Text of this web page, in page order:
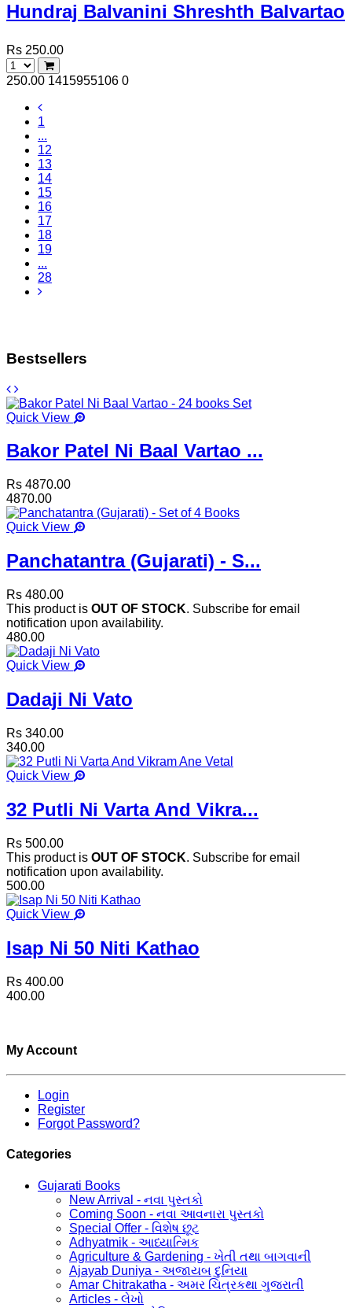
Hundraj Balvanini Shreshth Balvartao
Rs 250.00
250.00 1415955106 0
1
...
12
13
14
15
16
17
18
19
...
28
Bestsellers
Quick View
Bakor Patel Ni Baal Vartao ...
Rs 4870.00
4870.00
Quick View
Panchatantra (Gujarati) - S...
Rs 480.00
This product is OUT OF STOCK. Subscribe for email
notification upon availability.
480.00
Quick View
Dadaji Ni Vato
Rs 340.00
340.00
Quick View
32 Putli Ni Varta And Vikra...
Rs 500.00
This product is OUT OF STOCK. Subscribe for email
notification upon availability.
500.00
Quick View
Isap Ni 50 Niti Kathao
Rs 400.00
400.00
My Account
Login
Register
Forgot Password?
Categories
Gujarati Books
New Arrival - નવા પુસ્તકો
Coming Soon - નવા આવનારા પુસ્તકો
Special Offer - વિશેષ છૂટ
Adhyatmik - આધ્યાત્મિક
Agriculture & Gardening - ખેતી તથા બાગવાની
Ajayab Duniya - અજાયબ દુનિયા
Amar Chitrakatha - અમર ચિત્રકથા ગુજરાતી
Articles - લેખો